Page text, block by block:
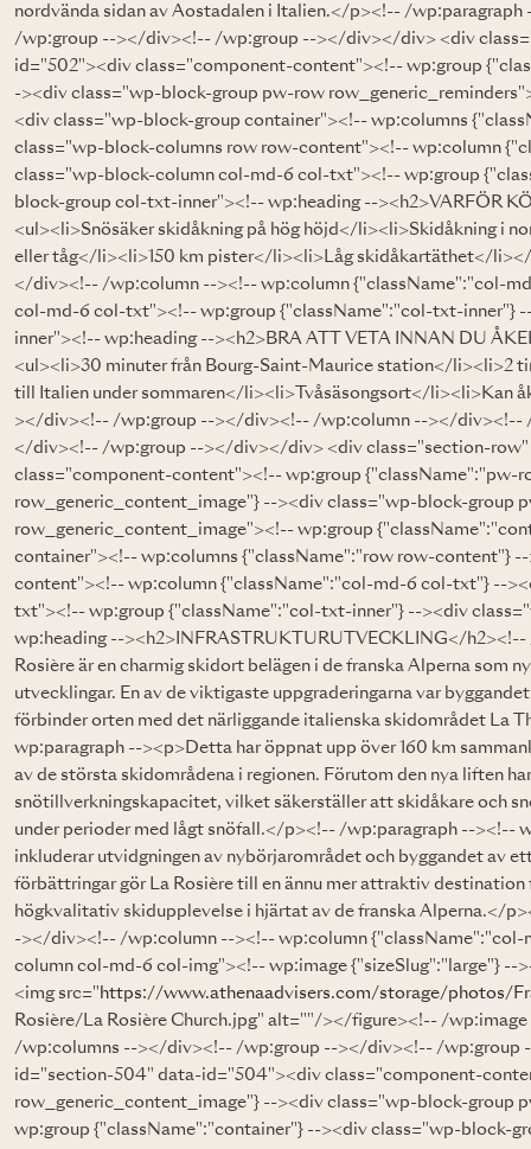
nordvända sidan av Aostadalen i Italien.</p><!-- /
/wp:group --></div><!-- /wp:group --></div></div> <div
id="502"><div class="component-content"><!-- wp:group
-><div class="wp-block-group pw-row
<div class="wp-block-group container"><!-- wp:columns
class="wp-block-columns row row-content"><!-- wp:column
class="wp-block-column col-md-6 col-txt"><!-- wp:group
block-group col-txt-inner"><!-- wp:heading --><h2>VARFÖR
<ul><li>Snösäker skidåkning på hög höjd</li><li>Skidåkning i
eller tåg</li><li>150 km pister</li><li>Låg skidåkartäthet</
</div><!-- /wp:column --><!-- wp:column {"className":"col-
col-md-6 col-txt"><!-- wp:group {"className":"col-txt-inner"}
inner"><!-- wp:heading --><h2>BRA ATT VETA INNAN DU
<ul><li>30 minuter från Bourg-Saint-Maurice station</li><li>2
till Italien under sommaren</li><li>Tvåsäsongsort</li><li>Kan
></div><!-- /wp:group --></div><!-- /wp:column --></div><!--
</div><!-- /wp:group --></div></div> <div class="section-
class="component-content"><!-- wp:group {"className":"pw-
row_generic_content_image"} --><div class="wp-block-group
row_generic_content_image"><!-- wp:group
container"><!-- wp:columns {"className":"row row-content"}
content"><!-- wp:column {"className":"col-md-6 col-txt"} --
txt"><!-- wp:group {"className":"col-txt-inner"} --><div
wp:heading --><h2>INFRASTRUKTURUTVECKLING</
Rosière är en charmig skidort belägen i de franska Alperna som
utvecklingar. En av de viktigaste uppgraderingarna var
förbinder orten med det närliggande italienska skidområdet La
wp:paragraph --><p>Detta har öppnat upp över 160 km
av de största skidområdena i regionen. Förutom den nya liften
snötillverkningskapacitet, vilket säkerställer att skidåkare och
under perioder med lågt snöfall.</p><!-- /wp:paragraph --><!--
inkluderar utvidgningen av nybörjarområdet och byggandet av
förbättringar gör La Rosière till en ännu mer attraktiv
högkvalitativ skidupplevelse i hjärtat av de franska Alperna.</
-></div><!-- /wp:column --><!-- wp:column
column col-md-6 col-img"><!-- wp:image {"sizeSlug":"large"} --
<img src=" https://www.athenaadvisers.com/storage/photos/
Rosière/La Rosière Church.jpg" alt=""/></figure><!-- /
/wp:columns --></div><!-- /wp:group --></div><!-- /wp:group
id="section-504" data-id="504"><div class="component-
row_generic_content_image"} --><div class="wp-block-group
wp:group {"className":"container"} --><div class="wp-block-